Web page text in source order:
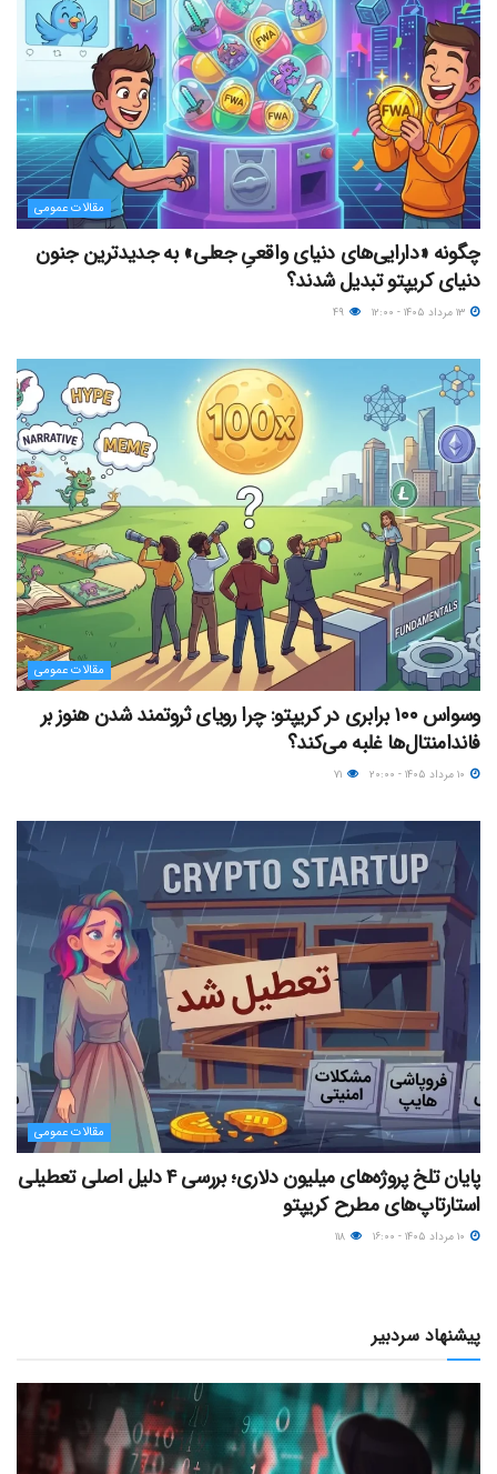
مقالات عمومی
چگونه «دارایی‌های دنیای واقعیِ جعلی» به جدیدترین جنون
دنیای کریپتو تبدیل شدند؟
مقالات عمومی
وسواس ۱۰۰ برابری در کریپتو: چرا رویای ثروتمند شدن هنوز بر
فاندامنتال‌ها غلبه می‌کند؟
مقالات عمومی
پایان تلخ پروژه‌های میلیون دلاری؛ بررسی ۴ دلیل اصلی تعطیلی
استارتاپ‌های مطرح کریپتو
پیشنهاد سردبیر